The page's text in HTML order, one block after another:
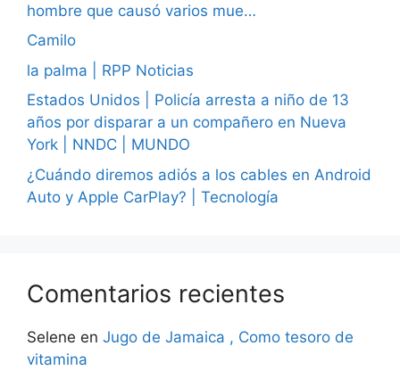
hombre que causó varios mue…
Camilo
la palma | RPP Noticias
Estados Unidos | Policía arresta a niño de 13
años por disparar a un compañero en Nueva
York | NNDC | MUNDO
¿Cuándo diremos adiós a los cables en Android
Auto y Apple CarPlay? | Tecnología
Comentarios recientes
Selene en Jugo de Jamaica , Como tesoro de
vitamina